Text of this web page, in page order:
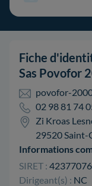
Fiche
Sas Povofor
povofor-
02 98 81 74
Zi Kroas
29520 Saint-
Informations
SIRET :
Dirigeant(s) : NC